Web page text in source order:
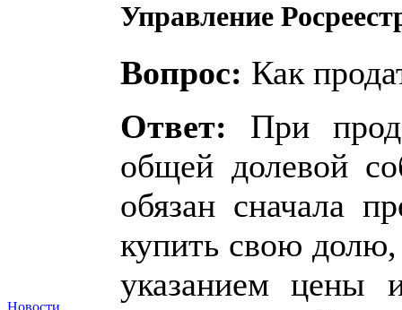
Новости
Управление
Вопрос: Как
Ответ: При
общей долевой
обязан сначала
купить свою
указанием цены